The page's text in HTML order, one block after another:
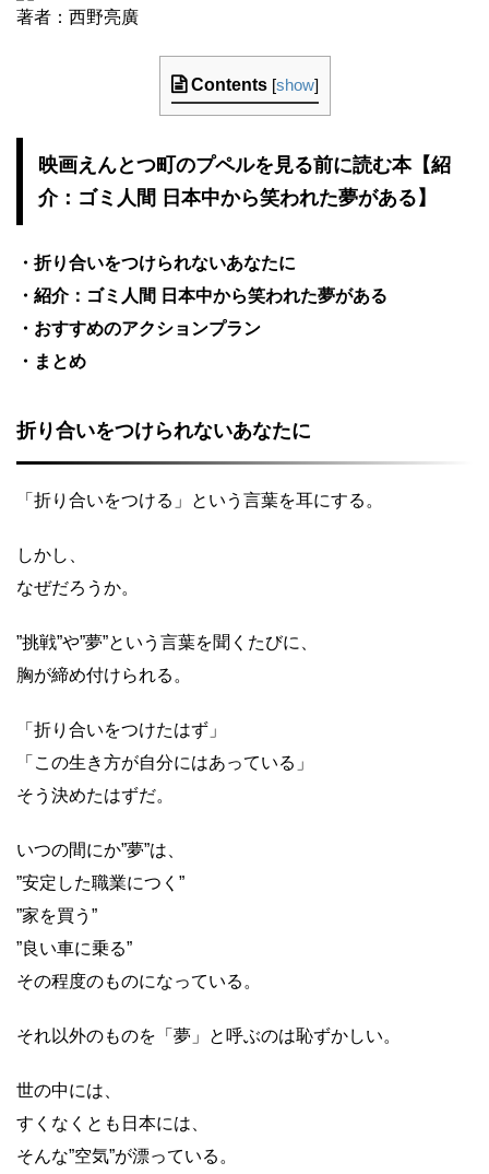
著者：西野亮廣
Contents [show]
映画えんとつ町のプペルを見る前に読む本【紹
介：ゴミ人間 日本中から笑われた夢がある】
・折り合いをつけられないあなたに
・紹介：ゴミ人間 日本中から笑われた夢がある
・おすすめのアクションプラン
・まとめ
折り合いをつけられないあなたに
「折り合いをつける」という言葉を耳にする。
しかし、
なぜだろうか。
”挑戦”や”夢”という言葉を聞くたびに、
胸が締め付けられる。
「折り合いをつけたはず」
「この生き方が自分にはあっている」
そう決めたはずだ。
いつの間にか”夢”は、
”安定した職業につく”
”家を買う”
”良い車に乗る”
その程度のものになっている。
それ以外のものを「夢」と呼ぶのは恥ずかしい。
世の中には、
すくなくとも日本には、
そんな”空気”が漂っている。